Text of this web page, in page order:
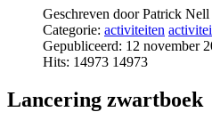
Geschreven door Patrick Nell
Categorie: activiteiten
Gepubliceerd: 12 november
Hits: 14973 14973
Lancering zwartboek